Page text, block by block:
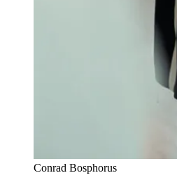
Conrad Bosphorus